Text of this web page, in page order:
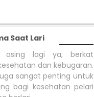
Saat Lari
asing lagi ya, berkat
dan kebugaran.
sangat penting untuk
bagi kesehatan pelari